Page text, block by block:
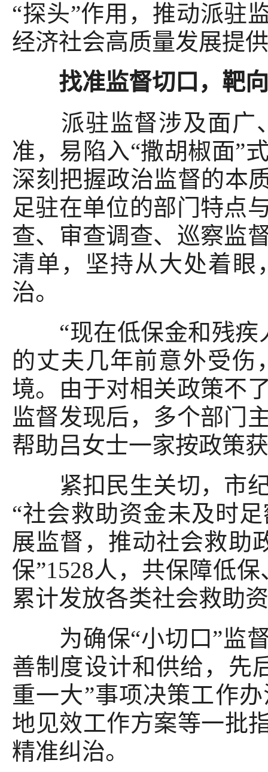
“探头”作用，推动派驻
经济社会高质量发展提
找准监督切口，靶向
派驻监督涉及面广、
准，易陷入“撒胡椒面”
深刻把握政治监督的本
足驻在单位的部门特点
查、审查调查、巡察监
清单，坚持从大处着眼
治。
“现在低保金和残疾
的丈夫几年前意外受伤
境。由于对相关政策不
监督发现后，多个部门
帮助吕女士一家按政策
紧扣民生关切，市纪
“社会救助资金未及时
展监督，推动社会救助
保”1528人，共保障低
累计发放各类社会救助
为确保“小切口”监督
善制度设计和供给，先
重一大”事项决策工作
地见效工作方案等一批
精准纠治。